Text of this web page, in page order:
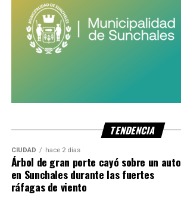
TENDENCIA
CIUDAD hace 2 días
Árbol de gran porte cayó sobre un auto
en Sunchales durante las fuertes
ráfagas de viento